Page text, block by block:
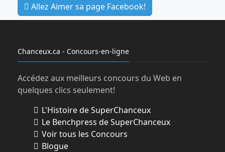
Allez Aimer sa page Facebook!
Chanceux.ca - Concours-en-ligne
Accédez aux meilleurs concours du Web en
quelques clics seulement!
L'Histoire de SuperChanceux
Le Benchpress de SuperChanceux
Voir tous les Concours
Blogue